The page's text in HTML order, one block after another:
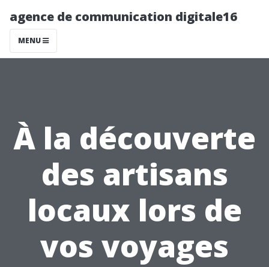
agence de communication digitale16
MENU
À la découverte
des artisans
locaux lors de
vos voyages